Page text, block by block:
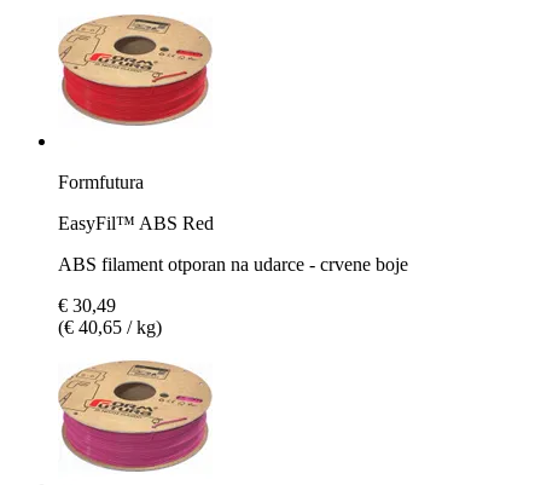
Formfutura
EasyFil™ ABS Red
ABS filament otporan na udarce - crvene boje
€ 30,49
(€ 40,65 / kg)